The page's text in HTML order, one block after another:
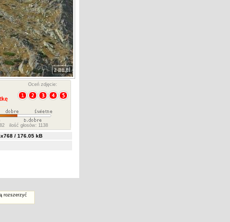
Oceń zdjęcie:
ilość głosów: 1138
/ 176.05 kB
rozszerzyć